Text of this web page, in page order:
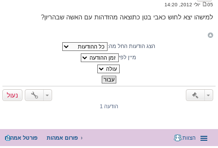
ו
ד
ה
05 יולי 2012, 14:20
למישהו יצא לחוש כאבי בטן כתוצאה מהזדהות עם האשה שבהריון?
הצג הודעות החל מה:
מיין לפי
נעול
הודעה 1
פורטל אמהות פורום אמהות הצוות